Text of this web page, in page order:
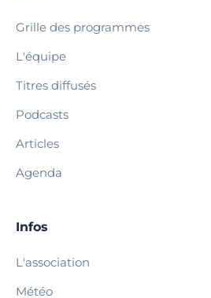
Grille des programmes
L'équipe
Titres diffusés
Podcasts
Articles
Agenda
Infos
L'association
Météo